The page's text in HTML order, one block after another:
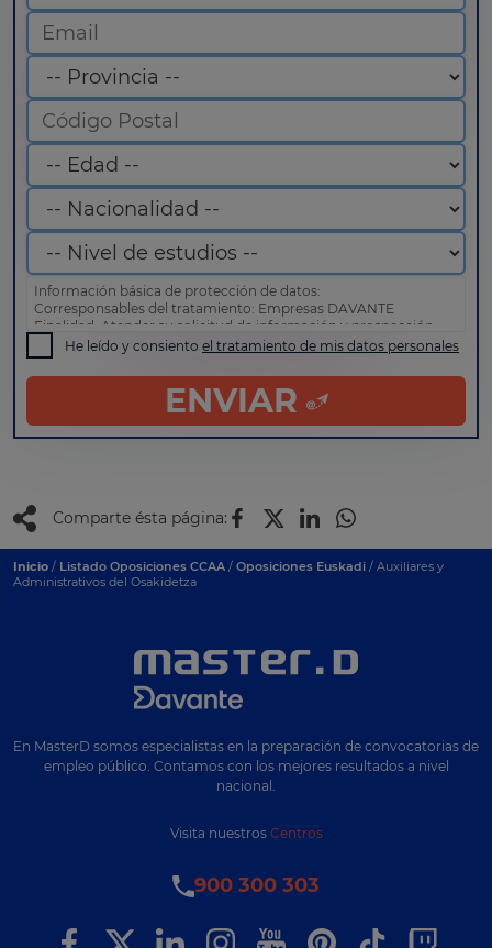
Información básica de protección de datos:
Corresponsables del tratamiento: Empresas DAVANTE
Finalidad: Atender su solicitud de información y prospección
comercial
Derechos: Puede acceder, rectificar y suprimir sus datos, así
como otros derechos tal y como se explica en nuestrapolítica
He leído y consiento el tratamiento de mis datos personales
ENVIAR
Comparte ésta página:
Inicio / Listado Oposiciones CCAA / Oposiciones Euskadi / Auxiliares y
Administrativos del Osakidetza
En MasterD somos especialistas en la preparación de convocatorias de
empleo público. Contamos con los mejores resultados a nivel
nacional.
Visita nuestros Centros
900 300 303